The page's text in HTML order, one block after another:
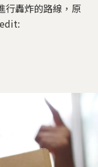
行轟炸的路線，原